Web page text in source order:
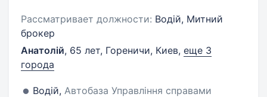
Рассматривает должности: Водій, Митний
брокер
Анатолій, 65 лет, Гореничи, Киев, еще 3
города
Водій, Автобаза Управління справами